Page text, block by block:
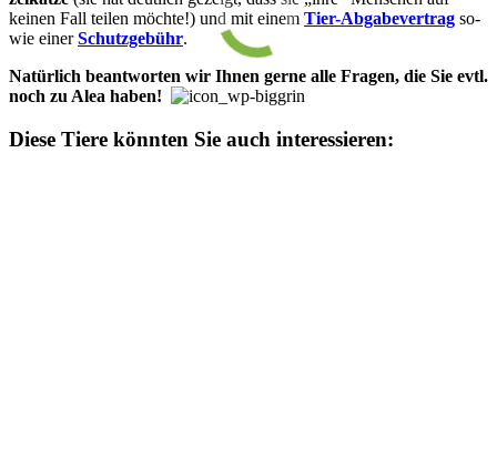
kein­en Fall tei­len möch­te!) und mit ein­­em Tier-Ab­­ga­­be­­ver­trag so­­
wie ein­erSchutz­­ge­bühr.
Natürlich be­­ant­­wor­­ten wir Ihn­en ger­ne alle Fra­­gen, die Sie evtl.
noch zu Alea ha­­ben!
Diese Tiere könnten Sie auch interessieren: